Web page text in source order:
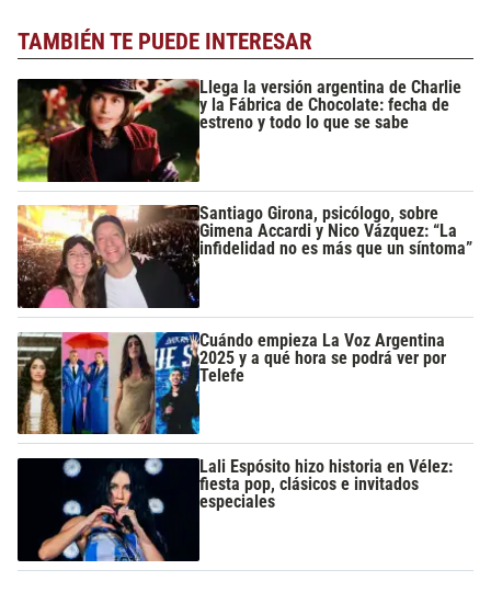
TAMBIÉN TE PUEDE INTERESAR
Llega la versión argentina de Charlie
y la Fábrica de Chocolate: fecha de
estreno y todo lo que se sabe
Santiago Girona, psicólogo, sobre
Gimena Accardi y Nico Vázquez: “La
infidelidad no es más que un síntoma”
Cuándo empieza La Voz Argentina
2025 y a qué hora se podrá ver por
Telefe
Lali Espósito hizo historia en Vélez:
fiesta pop, clásicos e invitados
especiales